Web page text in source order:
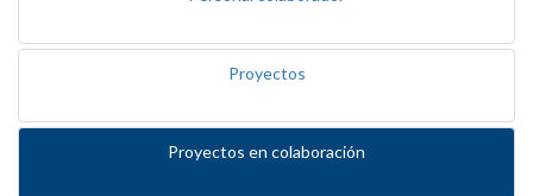
Proyectos
Proyectos en colaboración